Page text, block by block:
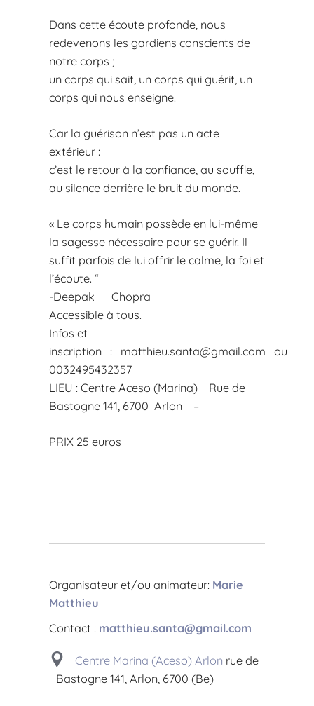
Dans cette écoute profonde, nous
redevenons les gardiens conscients de
notre corps ;
un corps qui sait, un corps qui guérit, un
corps qui nous enseigne.
Car la guérison n’est pas un acte
extérieur :
c’est le retour à la confiance, au souffle,
au silence derrière le bruit du monde.
« Le corps humain possède en lui-même
la sagesse nécessaire pour se guérir. Il
suffit parfois de lui offrir le calme, la foi et
l’écoute. “
-Deepak Chopra
Accessible à tous.
Infos et
inscription : matthieu.santa@gmail.com ou
0032495432357
LIEU : Centre Aceso (Marina) Rue de
Bastogne 141, 6700 Arlon –
PRIX 25 euros
Organisateur et/ou animateur: Marie
Matthieu
Contact : matthieu.santa@gmail.com
Centre Marina (Aceso) Arlon rue de
Bastogne 141, Arlon, 6700 (Be)